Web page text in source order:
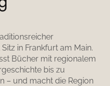
in Frankfurt am Main.
Bücher mit regionalem
bis zu
– und macht die Region